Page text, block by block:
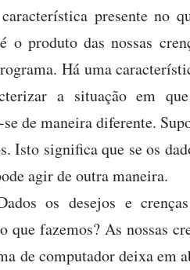
presente no
o produto das nossas
Há uma
a situação em
de maneira diferente.
Isto significa que se os
agir de outra maneira.
os desejos e
fazemos? As nossas
de computador deixa em